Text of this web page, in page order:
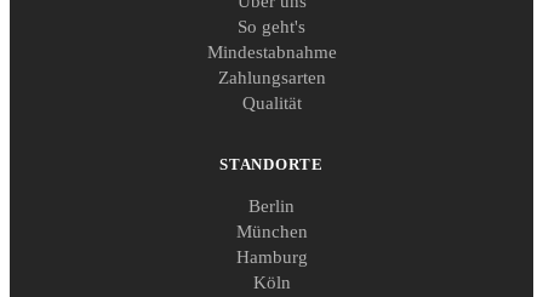
So geht's
Mindestabnahme
Zahlungsarten
Qualität
STANDORTE
Berlin
München
Hamburg
Köln